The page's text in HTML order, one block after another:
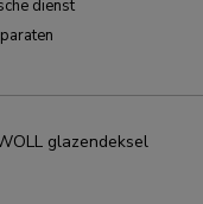
dienst
glazendeksel